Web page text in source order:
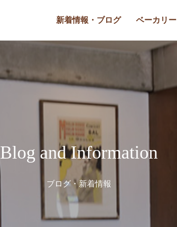
新着情報・ブログ ベーカリー
Blog and Information
ブログ・新着情報